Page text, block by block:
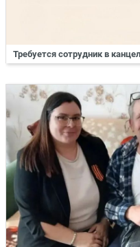
Требуется сотрудник в